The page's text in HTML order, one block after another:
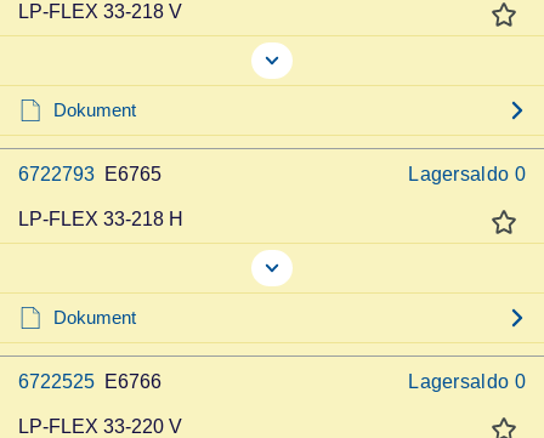
LP-FLEX 33-218 V
Dokument
6722793 E6765 Lagersaldo 0
LP-FLEX 33-218 H
Dokument
6722525 E6766 Lagersaldo 0
LP-FLEX 33-220 V